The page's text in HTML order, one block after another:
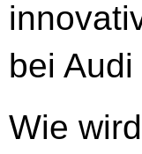
bei
Wie